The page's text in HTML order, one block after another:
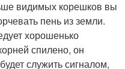
видимых корешков вы
пень из земли.
хорошенько
спилено, он
служить сигналом,